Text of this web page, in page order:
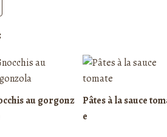
au gorgonz Pâtes à la sauce
e